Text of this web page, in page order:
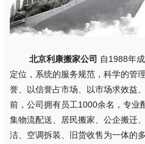
北京利康搬家公司 自1988年
定位，系统的服务规范，科学的管
誉、以信誉占市场、以市场求效益
前，公司拥有员工1000余名，专业
集物流配送、居民搬家、公企搬迁
洁、空调拆装、旧货收售为一体的